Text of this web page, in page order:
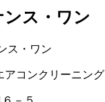
ス・ワン
アコンクリーニング